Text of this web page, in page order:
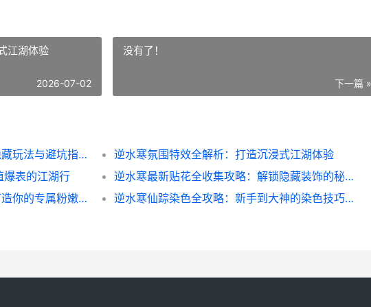
江湖体验
2026-07-02
没有了！
下一篇 »
逆水寒爆料总结：新手必看的隐藏玩法与避坑指南
逆水寒氛围特效全解析：打造沉浸式江湖体验
表的江湖行
逆水寒最新贴花全收集攻略：解锁隐藏装饰的秘密
逆水寒白里透红肤色全攻略：打造你的专属粉嫩美人妆
逆水寒仙踪染色全攻略：新手到大神的染色技巧揭秘